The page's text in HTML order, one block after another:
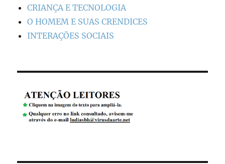
CRIANÇA E TECNOLOGIA
O HOMEM E SUAS CRENDICES
INTERAÇÕES SOCIAIS